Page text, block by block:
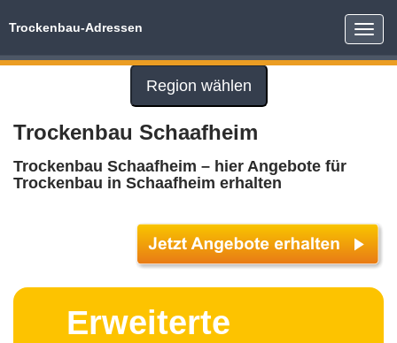
Toggle
Trockenbau-Adressen
Region wählen
Trockenbau Schaafheim
Trockenbau Schaafheim – hier Angebote für
Trockenbau in Schaafheim erhalten
Erweiterte